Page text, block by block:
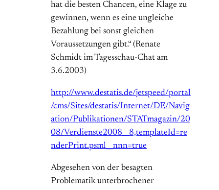
hat die besten Chancen, eine Klage zu
gewinnen, wenn es eine ungleiche
Bezahlung bei sonst gleichen
Voraussetzungen gibt.“ (Renate
Schmidt im Tagesschau-Chat am
3.6.2003)
http://www.destatis.de/jetspeed/portal
/cms/Sites/destatis/Internet/DE/Navig
ation/Publikationen/STATmagazin/20
08/Verdienste2008__8,templateId=re
nderPrint.psml__nnn=true
Abgesehen von der besagten
Problematik unterbrochener